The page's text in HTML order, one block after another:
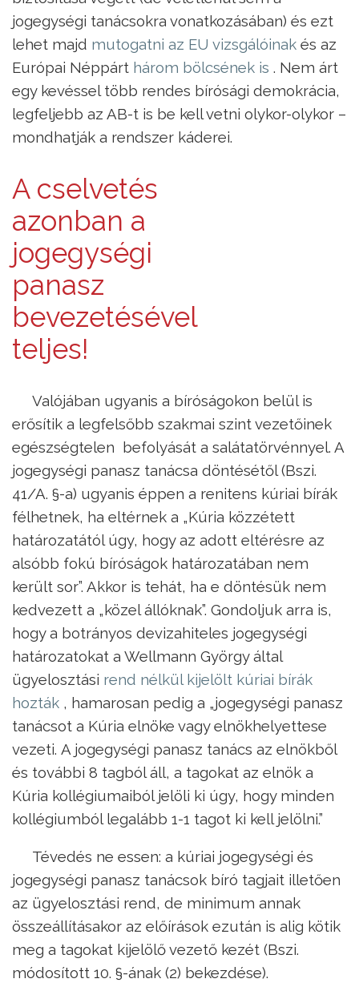
jogegységi tanácsokra vonatkozásában) és ezt
lehet majd mutogatni az EU vizsgálóinak és az
Európai Néppárt három bölcsének is . Nem árt
egy kevéssel több rendes bírósági demokrácia,
legfeljebb az AB-t is be kell vetni olykor-olykor –
mondhatják a rendszer káderei.
A cselvetés
azonban a
jogegységi
panasz
bevezetésével
teljes!
Valójában ugyanis a bíróságokon belül is
erősítik a legfelsőbb szakmai szint vezetőinek
egészségtelen befolyását a salátatörvénnyel. A
jogegységi panasz tanácsa döntésétől (Bszi.
41/A. §-a) ugyanis éppen a renitens kúriai bírák
félhetnek, ha eltérnek a „Kúria közzétett
határozatától úgy, hogy az adott eltérésre az
alsóbb fokú bíróságok határozatában nem
került sor”. Akkor is tehát, ha e döntésük nem
kedvezett a „közel állóknak”. Gondoljuk arra is,
hogy a botrányos devizahiteles jogegységi
határozatokat a Wellmann György által
ügyelosztási rend nélkül kijelölt kúriai bírák
hozták , hamarosan pedig a „jogegységi panasz
tanácsot a Kúria elnöke vagy elnökhelyettese
vezeti. A jogegységi panasz tanács az elnökből
és további 8 tagból áll, a tagokat az elnök a
Kúria kollégiumaiból jelöli ki úgy, hogy minden
kollégiumból legalább 1-1 tagot ki kell jelölni.”
Tévedés ne essen: a kúriai jogegységi és
jogegységi panasz tanácsok bíró tagjait illetően
az ügyelosztási rend, de minimum annak
összeállításakor az előírások ezután is alig kötik
meg a tagokat kijelölő vezető kezét (Bszi.
módosított 10. §-ának (2) bekezdése).